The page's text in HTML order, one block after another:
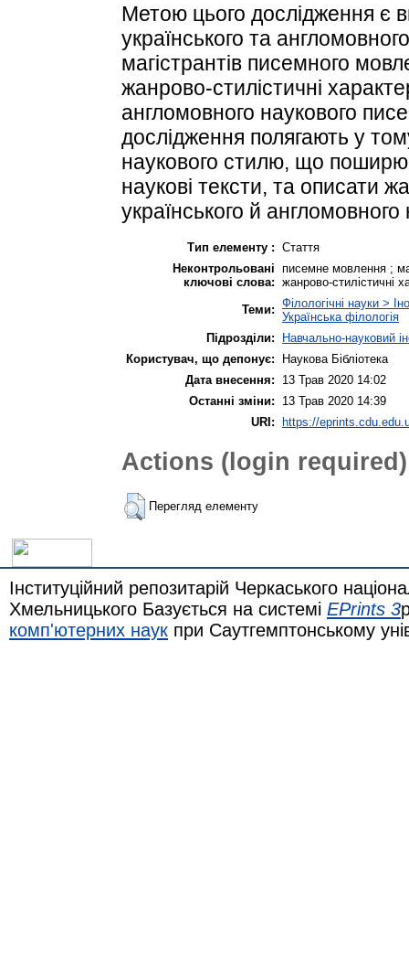
Метою цього дослідження є
українського та
магістрантів писемного
жанрово-стилістичні
англомовного наукового
дослідження полягають у
наукового стилю, що
наукові тексти, та описати
українського й
Тип елементу : Стаття
Неконтрольовані
ключові слова:
писемне мовлення ;
жанрово-стилістичні
Теми: Філологічні науки >
Українська філологія
Підрозділи:
Навчально-науковий
Користувач, що депонує:
Наукова Бібліотека
Дата внесення:
13 Трав 2020 14:02
Останні зміни:
13 Трав 2020 14:39
URI: https://
Actions (login required)
Перегляд елементу
Інституційний репозитарій Черкаського
Хмельницького Базується на системі EPrints 3
комп'ютерних наук при Саутгемптонському